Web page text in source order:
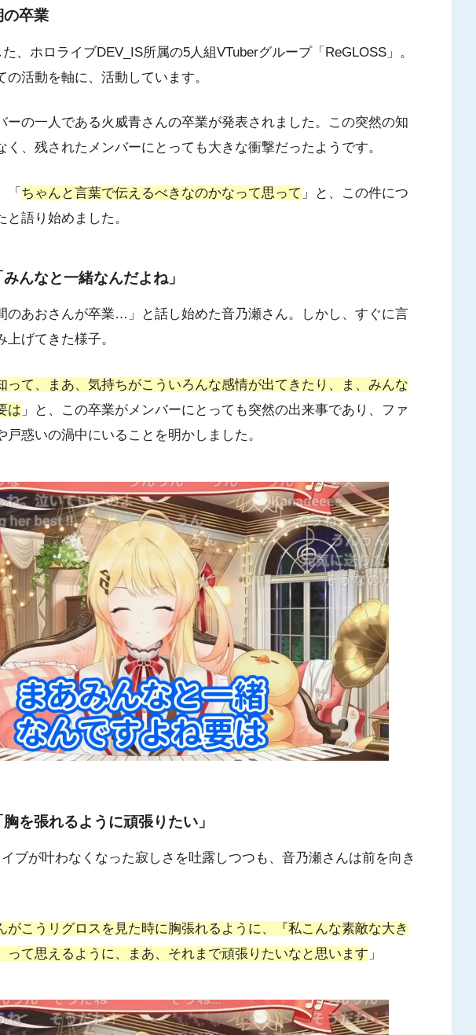
の卒業
、ホロライブDEV_IS所属の5人組VTuberグループ「ReGLOSS」。
活動を軸に、活動しています。
ーの一人である火威青さんの卒業が発表されました。この突然の知
く、残されたメンバーにとっても大きな衝撃だったようです。
「 ちゃんと言葉で伝えるべきなのかなって思って 」と、この件につ
語り始めました。
んなと一緒なんだよね」
のあおさんが卒業…」と話し始めた音乃瀬さん。しかし、すぐに言
げてきた様子。
って、まあ、気持ちがこういろんな感情が出てきたり、ま、みんな
は 」と、この卒業がメンバーにとっても突然の出来事であり、ファ
戸惑いの渦中にいることを明かしました。
を張れるように頑張りたい」
ブが叶わなくなった寂しさを吐露しつつも、音乃瀬さんは前を向き
がこうリグロスを見た時に胸張れるように、『私こんな素敵な大き
って思えるように、まあ、それまで頑張りたいなと思います 」